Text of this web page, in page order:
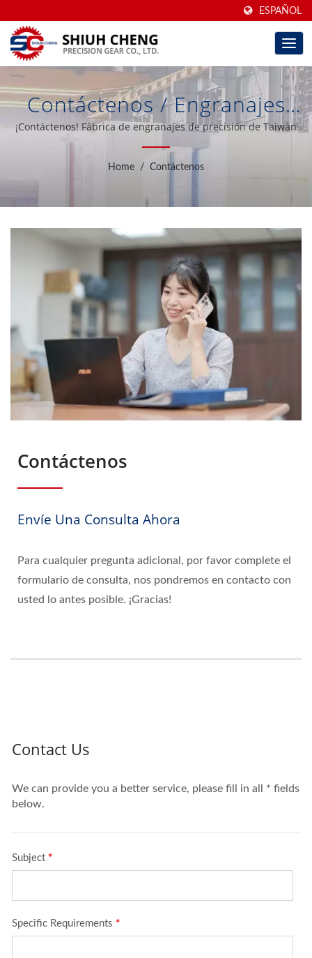
ESPAÑOL
Contáctenos / Engranajes
De Alta Precisión
Rectificados Con Sede En
Aumentadores/reductores
De Engranajes Durante 40
Años | Shiuh Cheng
Precision Gear Co., Ltd.
¡Contáctenos! Fábrica de engranajes de precisión de Taiwán
Home / Contáctenos
Contáctenos
Envíe Una Consulta Ahora
Para cualquier pregunta adicional, por favor complete el
formulario de consulta, nos pondremos en contacto con
usted lo antes posible. ¡Gracias!